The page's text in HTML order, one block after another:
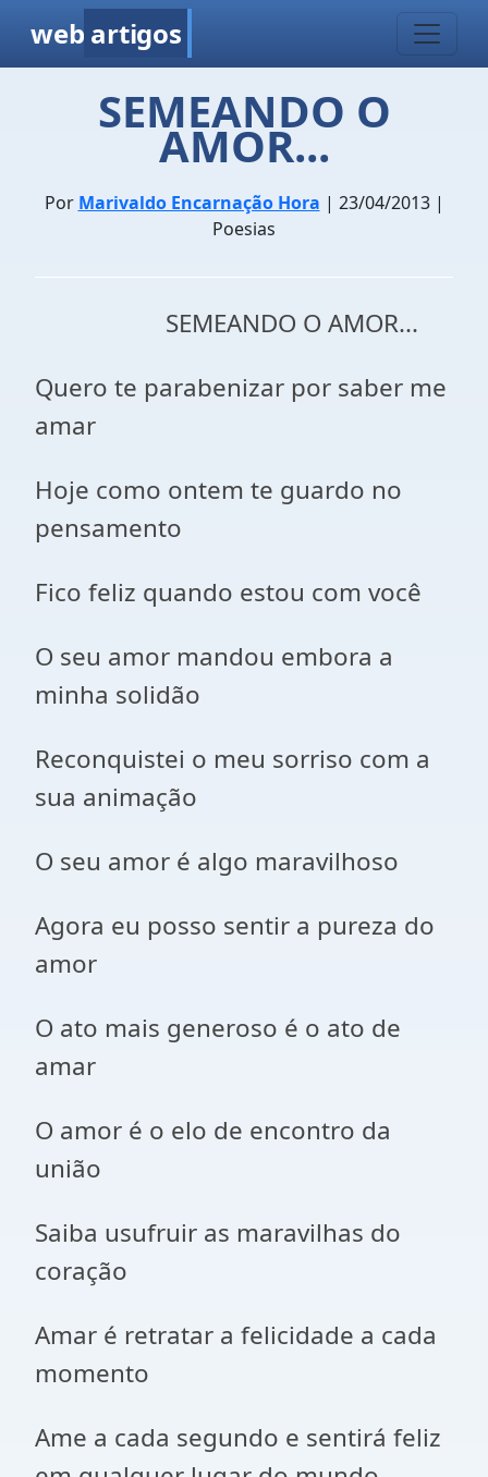
web artigos
SEMEANDO O
AMOR...
Por Marivaldo Encarnação Hora | 23/04/2013 |
Poesias
SEMEANDO O AMOR...
Quero te parabenizar por saber me
amar
Hoje como ontem te guardo no
pensamento
Fico feliz quando estou com você
O seu amor mandou embora a
minha solidão
Reconquistei o meu sorriso com a
sua animação
O seu amor é algo maravilhoso
Agora eu posso sentir a pureza do
amor
O ato mais generoso é o ato de
amar
O amor é o elo de encontro da
união
Saiba usufruir as maravilhas do
coração
Amar é retratar a felicidade a cada
momento
Ame a cada segundo e sentirá feliz